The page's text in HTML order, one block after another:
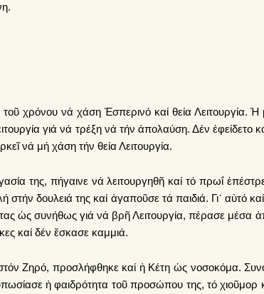
χρό­νου νά χά­ση Ἑ­σπε­ρι­νό καί θεί­α Λει­τουρ­γί­α. Ἡ
γιά νά τρέ­ξη νά τήν ἀ­πο­λαύ­ση. Δέν ἐ­φεί­δε­το
νά μή χά­ση τήν θεί­α Λει­τουρ­γί­α.
της, πή­γαι­νε νά λει­τουρ­γη­θῆ καί τό πρωΐ
δου­λειά της καί ἀ­γα­ποῦ­σε τά παι­διά. Γι᾿ αὐ­τό
ὡς συ­νή­θως γιά νά βρῆ Λει­τουρ­γί­α, πέ­ρα­σε
καί δέν ἔ­σκα­σε καμ­μιά.
Ζη­ρό, προσ­λή­φθη­κε καί ἡ Κέ­τη ὡς νο­σο­κό­μα.
ἡ φαι­δρό­τη­τα τοῦ προ­σώ­που της, τό